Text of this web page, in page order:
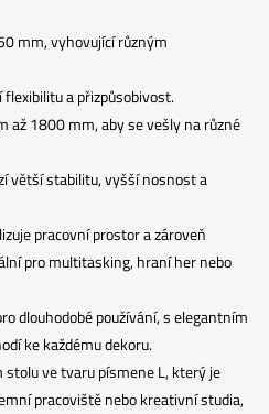
mm, vyhovující různým
a přizpůsobivost.
až 1800 mm, aby se vešly na různé
větší stabilitu, vyšší nosnost a
pracovní prostor a zároveň
pro multitasking, hraní her nebo
dlouhodobé používání, s elegantním
ke každému dekoru.
ve tvaru písmene L, který je
pracoviště nebo kreativní studia,